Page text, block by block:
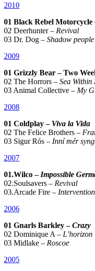
2010
01 Black Rebel
02 Deerhunter – Revival
03 Dr. Dog – Shadow people
2009
01 Grizzly Bear – Two
02 The Horrors – Sea Within
03 Animal Collective – My
2008
01 Coldplay – Viva la Vida
02 The Felice Brothers –
03 Sigur Rós – Inní mér
2007
01.Wilco – Impossible
02.Soulsavers – Revival
03.Arcade Fire – Intervention
2006
01 Gnarls Barkley –Crazy
02 Dominique A – L’horizon
03 Midlake – Roscoe
2005